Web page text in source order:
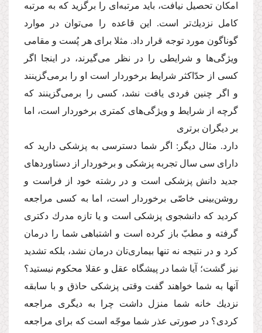
امكان تحصیل نیافت، باید مرتبه‌اى را برگزید كه به مرتبه
كامل نزدیك‌تر است. این قاعده را مى‌توان در موارد
گوناگون مورد توجه قرار داد. مثلا براى هر پُست و مقامى
ویژگى‌ها و شرایطى را در نظر مى‌گیرند، در اینجا اگر
كسى از حدّاكثر شرایط برخوردار است او را برمى‌گزینند
و اگر چنین فردى یافت نشد، كسى را برمى‌گزینند كه
گرچه از شرایط و ویژگى‌هاى كمترى برخوردار است، اما
بر دیگران برترى
دارد. مثال دیگر: اگر شما دسترسى به پزشكى دارید كه
داراى سى سال تجربه پزشكى و برخوردار از دستاوردهاى
جدید دانش پزشكى است و در رشته خود از فراست و
روشن‌بینى خاصّى برخوردار است، اما به كسى مراجعه
كردید كه دانشجوى پزشكى است و یا تازه مدرك دكترى
گرفته و مطبّ باز كرده است و اشتباهى شما را درمان
كرد و در نتیجه نه تنها بیمارى‌تان درمان نشد، بلكه تشدید
نیز گشت؛ آیا شما در پیشگاه عقل و عقلا محكوم نیستید؟
آنها به شما خواهند گفت وقتى پزشكى حاذق و با سابقه
نزدیك خانه شما منزل داشت چرا به دیگرى مراجعه
كردى؟ در صورتى عذر شما موجّه است كه براى مراجعه